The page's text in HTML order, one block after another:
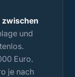
zwischen
und
Euro.
je nach